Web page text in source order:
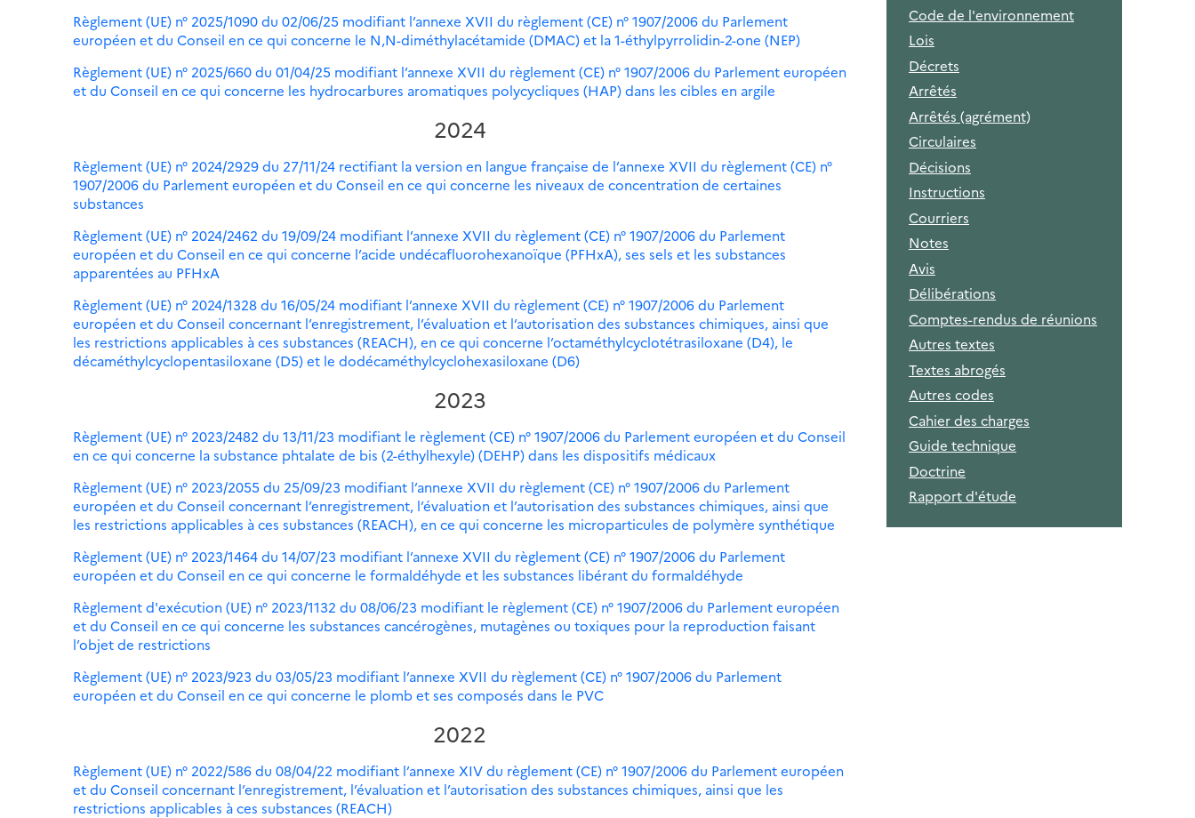
Règlement (UE) n° 2025/1090 du 02/06/25 modifiant l’annexe XVII du règlement (CE) n° 1907/2006 du Parlement
européen et du Conseil en ce qui concerne le N,N-diméthylacétamide (DMAC) et la 1-éthylpyrrolidin-2-one (NEP)
Règlement (UE) n° 2025/660 du 01/04/25 modifiant l’annexe XVII du règlement (CE) n° 1907/2006 du Parlement européen
et du Conseil en ce qui concerne les hydrocarbures aromatiques polycycliques (HAP) dans les cibles en argile
2024
Règlement (UE) n° 2024/2929 du 27/11/24 rectifiant la version en langue française de l’annexe XVII du règlement (CE) n°
1907/2006 du Parlement européen et du Conseil en ce qui concerne les niveaux de concentration de certaines
substances
Règlement (UE) n° 2024/2462 du 19/09/24 modifiant l’annexe XVII du règlement (CE) n° 1907/2006 du Parlement
européen et du Conseil en ce qui concerne l’acide undécafluorohexanoïque (PFHxA), ses sels et les substances
apparentées au PFHxA
Règlement (UE) n° 2024/1328 du 16/05/24 modifiant l’annexe XVII du règlement (CE) n° 1907/2006 du Parlement
européen et du Conseil concernant l’enregistrement, l’évaluation et l’autorisation des substances chimiques, ainsi que
les restrictions applicables à ces substances (REACH), en ce qui concerne l’octaméthylcyclotétrasiloxane (D4), le
décaméthylcyclopentasiloxane (D5) et le dodécaméthylcyclohexasiloxane (D6)
2023
Règlement (UE) n° 2023/2482 du 13/11/23 modifiant le règlement (CE) n° 1907/2006 du Parlement européen et du Conseil
en ce qui concerne la substance phtalate de bis (2-éthylhexyle) (DEHP) dans les dispositifs médicaux
Règlement (UE) n° 2023/2055 du 25/09/23 modifiant l’annexe XVII du règlement (CE) n° 1907/2006 du Parlement
européen et du Conseil concernant l’enregistrement, l’évaluation et l’autorisation des substances chimiques, ainsi que
les restrictions applicables à ces substances (REACH), en ce qui concerne les microparticules de polymère synthétique
Règlement (UE) n° 2023/1464 du 14/07/23 modifiant l’annexe XVII du règlement (CE) n° 1907/2006 du Parlement
européen et du Conseil en ce qui concerne le formaldéhyde et les substances libérant du formaldéhyde
Règlement d'exécution (UE) n° 2023/1132 du 08/06/23 modifiant le règlement (CE) n° 1907/2006 du Parlement européen
et du Conseil en ce qui concerne les substances cancérogènes, mutagènes ou toxiques pour la reproduction faisant
l’objet de restrictions
Règlement (UE) n° 2023/923 du 03/05/23 modifiant l’annexe XVII du règlement (CE) n° 1907/2006 du Parlement
européen et du Conseil en ce qui concerne le plomb et ses composés dans le PVC
2022
Règlement (UE) n° 2022/586 du 08/04/22 modifiant l’annexe XIV du règlement (CE) n° 1907/2006 du Parlement européen
et du Conseil concernant l’enregistrement, l’évaluation et l’autorisation des substances chimiques, ainsi que les
restrictions applicables à ces substances (REACH)
Code de l'environnement
Lois
Décrets
Arrêtés
Arrêtés (agrément)
Circulaires
Décisions
Instructions
Courriers
Notes
Avis
Délibérations
Comptes-rendus de réunions
Autres textes
Textes abrogés
Autres codes
Cahier des charges
Guide technique
Doctrine
Rapport d'étude